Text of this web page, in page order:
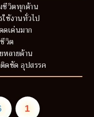
ชีวิตทุกด้าน
ใช้งานทั่วไป
ดเด่นมาก
วิต
หลายด้าน
ติดขัด อุปสรรค
1